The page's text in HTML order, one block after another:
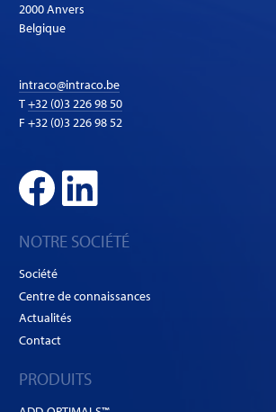
2000 Anvers
Belgique
intraco@intraco.be
T+32 (0)3 226 98 50
F +32 (0)3 226 98 52
NOTRE SOCIÉTÉ
Société
Centre de connaissances
Actualités
Contact
PRODUITS